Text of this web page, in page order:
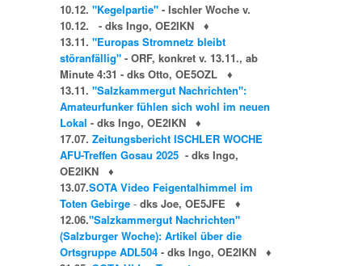
10.12. "Kegelpartie" - Ischler Woche v.
10.12. - dks Ingo, OE2IKN
♦
13.11. "Europas Stromnetz bleibt
störanfällig" - ORF, konkret v. 13.11., ab
Minute 4:31 - dks Otto, OE5OZL
♦
13.11. "Salzkammergut Nachrichten":
Amateurfunker fühlen sich wohl im neuen
Lokal - dks Ingo, OE2IKN
♦
17.07. Zeitungsbericht ISCHLER WOCHE
AFU-Treffen Gosau 2025 - dks Ingo,
OE2IKN
♦
13.07.SOTA Video Feigentalhimmel im
Toten Gebirge- dks Joe, OE5JFE
♦
12.06."Salzkammergut Nachrichten"
(Salzburger Woche): Artikel über die
Ortsgruppe ADL504- dks Ingo, OE2IKN
♦